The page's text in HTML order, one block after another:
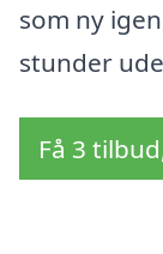
som ny
stunder
Få 3